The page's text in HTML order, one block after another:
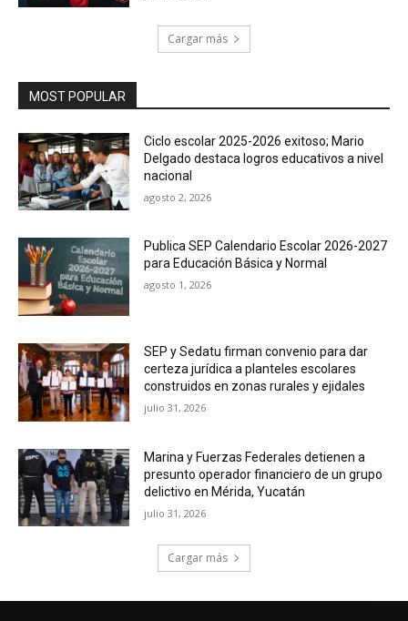
Cargar más
MOST POPULAR
Ciclo escolar 2025-2026 exitoso; Mario
Delgado destaca logros educativos a nivel
nacional
agosto 2, 2026
Publica SEP Calendario Escolar 2026-2027
para Educación Básica y Normal
agosto 1, 2026
SEP y Sedatu firman convenio para dar
certeza jurídica a planteles escolares
construidos en zonas rurales y ejidales
julio 31, 2026
Marina y Fuerzas Federales detienen a
presunto operador financiero de un grupo
delictivo en Mérida, Yucatán
julio 31, 2026
Cargar más